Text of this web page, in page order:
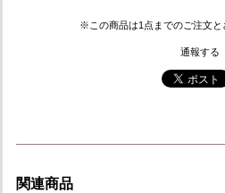
※この商品は1点までのご注文と
通報する
関連商品